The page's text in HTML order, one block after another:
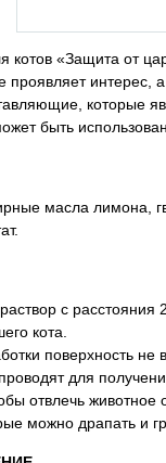
котов «Защита от
проявляет интерес,
которые
быть
масла лимона,
с
кота.
поверхность не
для
отвлечь
можно драпать и